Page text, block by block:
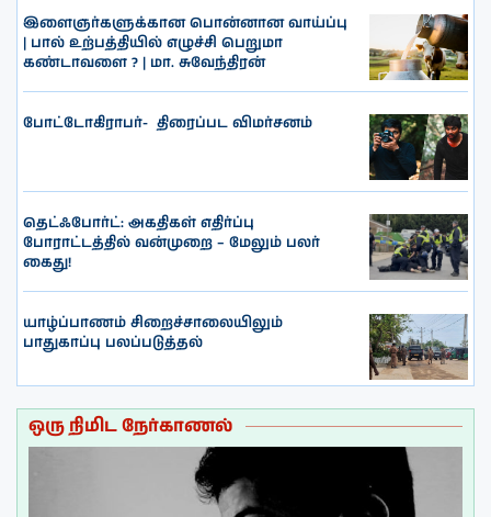
இளைஞர்களுக்கான பொன்னான வாய்ப்பு
| பால் உற்பத்தியில் எழுச்சி பெறுமா
கண்டாவளை ? | மா. சுவேந்திரன்
போட்டோகிராபர்- ‌ திரைப்பட விமர்சனம்
தெட்ஃபோர்ட்: அகதிகள் எதிர்ப்பு
போராட்டத்தில் வன்முறை – மேலும் பலர்
கைது!
யாழ்ப்பாணம் சிறைச்சாலையிலும்
பாதுகாப்பு பலப்படுத்தல்
ஒரு நிமிட நேர்காணல்